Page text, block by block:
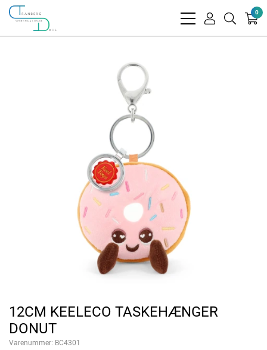
bars
user
search
0
12CM KEELECO TASKEHÆNGER
DONUT
Varenummer: BC4301